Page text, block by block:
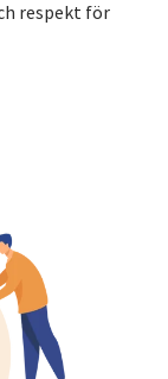
respekt för